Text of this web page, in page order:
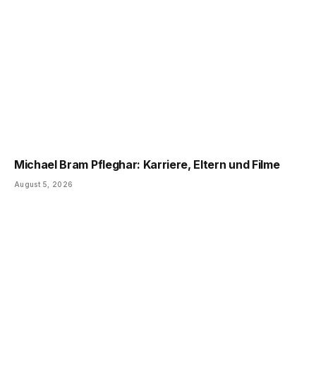
Michael Bram Pfleghar: Karriere, Eltern und Filme
August 5, 2026